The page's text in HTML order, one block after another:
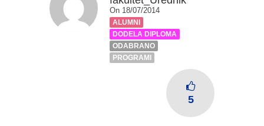
On 18/07/2014
ALUMNI
DODELA DIPLOMA
ODABRANO
PROGRAMI
5